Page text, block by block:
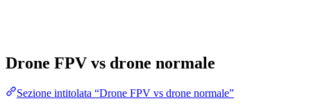
Drone FPV vs drone normale
Sezione intitolata “Drone FPV vs drone normale”